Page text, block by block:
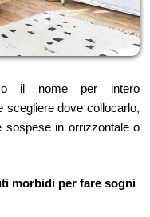
o il nome per intero
scegliere dove collocarlo,
sospese in orrizzontale o
morbidi per fare sogni